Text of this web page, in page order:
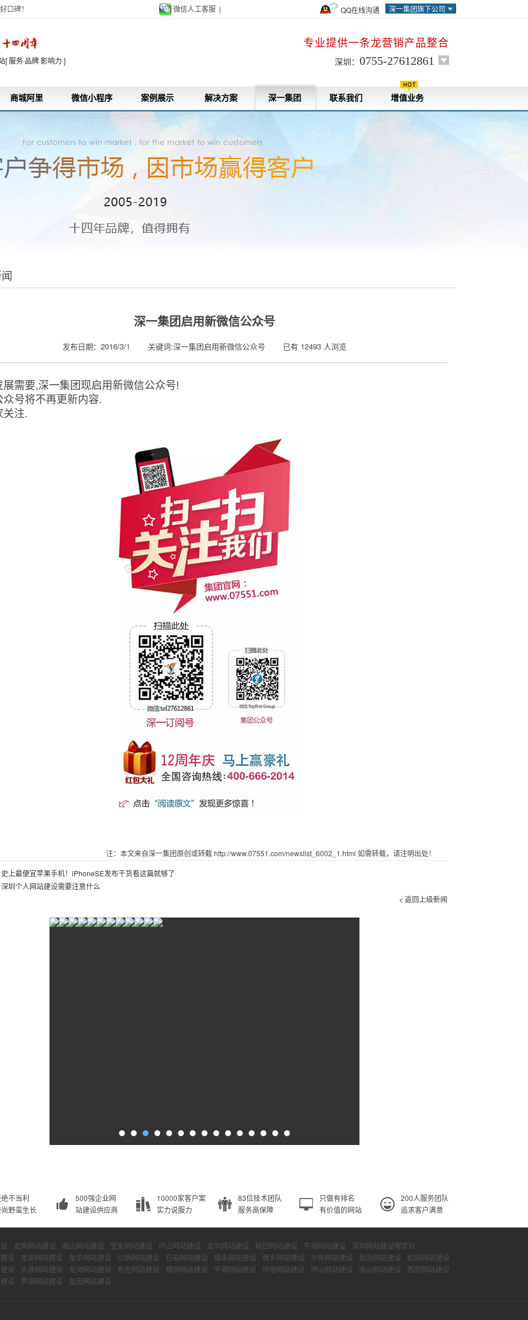
口碑！ 深一集团旗下公司
微信人工客服 | QQ在线沟通
[ 服务·品牌·影响力 ]
专业提供一条龙营销产品整合
深圳： 0755-27612861
商城阿里 微信小程序 案例展示 解决方案 深一集团 联系我们 增值业务
深一集团启用新微信公众号
发布日期：2016/3/1 关键词:深一集团启用新微信公众号 已有 12493 人浏览
展需要,深一集团现启用新微信公众号!
众号将不再更新内容.
关注.
注：本文来自深一集团原创或转截 http://www.07551.com/newslist_6002_1.html 如需转载，请注明出处！
史上最便宜苹果手机！iPhoneSE发布干货看这篇就够了
深圳个人网站建设需要注意什么
< 返回上级新闻
不当利
尚野蛮生长
500强企业网
站建设供应商
10000家客户案
实力说服力
83位技术团队
服务高保障
只做有排名
有价值的网站
200人服务团队
追求客户满意
龙岗网站建设 南山网站建设 宝安网站建设 坪山网站建设 龙华网站建设 坂田网站建设 平湖网站建设
深圳网站建设哪家好
设 宝安网站建设 龙华网站建设 公明网站建设 石岩网站建设 福永网站建设 西乡网站建设 沙井网站建设 坂田网站建设
松岗网站建设
设 大浪网站建设 龙岗网站建设 布吉网站建设 横岗网站建设 平湖网站建设 坪地网站建设 坪山网站建设 南山网站建设
西丽网站建设
设 罗湖网站建设 盐田网站建设